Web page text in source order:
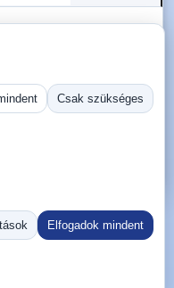
SG Nagy teherbírású
(max.): 250
Ugrás:
Csak szükséges
Elfogadok mindent